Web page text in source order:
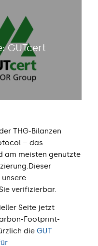
GUTcert
THG-Bilanzen
– das
am meisten genutzte
verifizierbar.
Seite jetzt
Footprint-
die GUT